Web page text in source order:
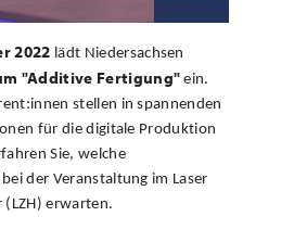
2022 lädt Niedersachsen
"Additive Fertigung" ein.
stellen in spannenden
für die digitale Produktion
Sie, welche
der Veranstaltung im Laser
erwarten.